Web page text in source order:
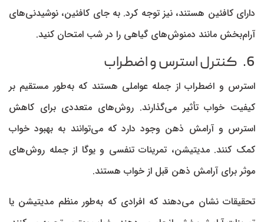
دارای کافئین هستند، نیز توجه کرد. به جای کافئین، نوشیدنی‌های
آرام‌بخش مانند دمنوش‌های گیاهی را در شب امتحان کنید.
6. کنترل استرس و اضطراب
استرس و اضطراب از جمله عواملی هستند که به‌طور مستقیم بر
کیفیت خواب تأثیر می‌گذارند. روش‌های متعددی برای کاهش
استرس و آرامش ذهن وجود دارد که می‌توانند به بهبود خواب
کمک کنند. مدیتیشن، تمرینات تنفسی و یوگا از جمله روش‌های
موثر برای آرامش ذهن قبل از خواب هستند.
تحقیقات نشان می‌دهند که افرادی که به‌طور منظم مدیتیشن یا